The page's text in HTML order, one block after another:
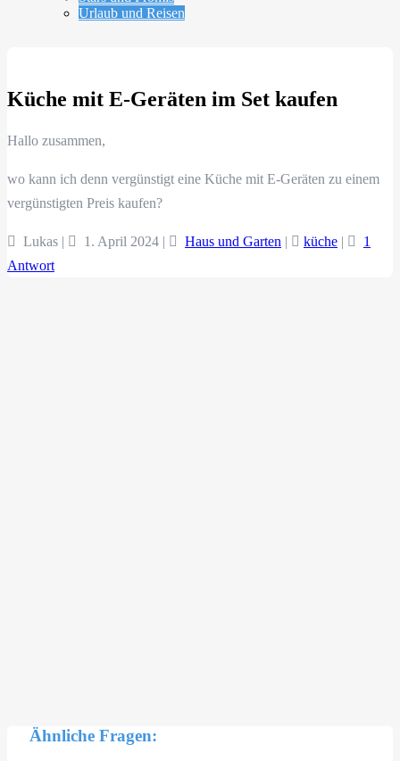
Urlaub und Reisen
Küche mit E-Geräten im Set kaufen
Hallo zusammen,
wo kann ich denn vergünstigt eine Küche mit E-Geräten zu einem
vergünstigten Preis kaufen?
Lukas | 1. April 2024 | Haus und Garten | küche |
1
Antwort
Ähnliche Fragen: